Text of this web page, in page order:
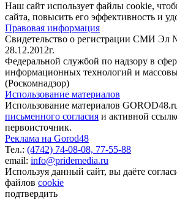
Наш сайт использует файлы cookie,
сайта, повысить его эффективность и
Правовая информация
Свидетельство о регистрации СМИ
28.12.2012г.
Федеральной службой по надзору в
информационных технологий и
(Роскомнадзор)
Использование материалов
Использование материалов
письменного согласия и активной
первоисточник.
Реклама на Gorod48
Тел.: (4742) 74-08-08, 77-55-88
email: info@pridemedia.ru
Используя данный сайт, вы даёте
файлов cookie
подтвердить